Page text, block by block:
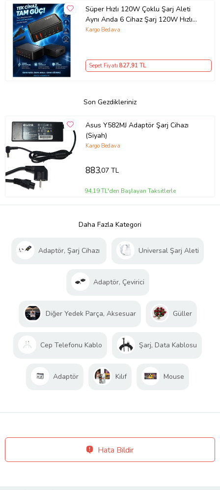
Süper Hızlı 120W Çoklu Şarj Aleti
Aynı Anda 6 Cihaz Şarj 120W Hızlı
Şarj İstasyonu Çoklu USB & Type-C
Kargo Bedava
Sepet Fiyatı 827,91 TL
Son Gezdikleriniz
Asus Y582MJ Adaptör Şarj Cihazı
(Siyah)
Kargo Bedava
883,07 TL
94,19 TL'den Başlayan Taksitlerle
Daha Fazla Kategori
Adaptör, Şarj Cihazı Universal Şarj Aleti
Adaptör, Çevirici
Diğer Yedek Parça, Aksesuar Güller
Cep Telefonu Kablo Şarj, Data Kablosu
Adaptör Kılıf Mouse
Hata Bildir